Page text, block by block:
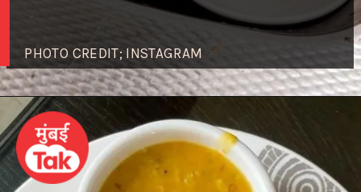
PHOTO CREDIT; INSTAGRAM